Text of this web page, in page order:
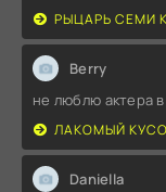
РЫЦАРЬ СЕМИ
Berry
не люблю актера
ЛАКОМЫЙ
Daniella